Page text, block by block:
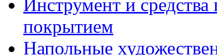
Инструмент и
покрытием
Напольные